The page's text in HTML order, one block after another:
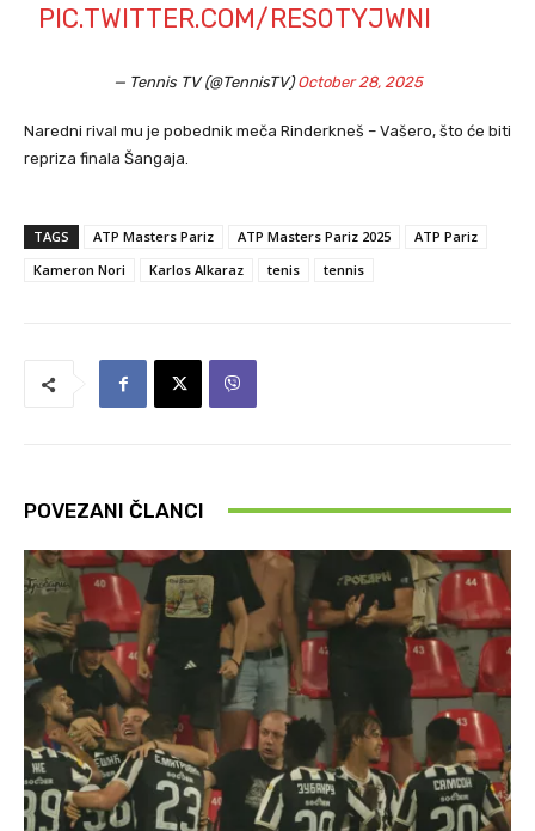
PIC.TWITTER.COM/RES0TYJWNI
— Tennis TV (@TennisTV)October 28, 2025
Naredni rival mu je pobednik meča Rinderkneš – Vašero, što će biti
repriza finala Šangaja.
TAGS ATP Masters Pariz ATP Masters Pariz 2025
ATP Pariz
Kameron Nori
Karlos Alkaraz tenis tennis
POVEZANI ČLANCI